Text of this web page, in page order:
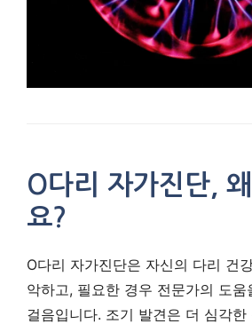
O다리 자가진단,
요?
O다리 자가진단은 자신의 다리 건
악하고, 필요한 경우 전문가의 도
걸음입니다. 조기 발견은 더 심각한